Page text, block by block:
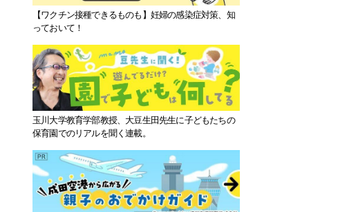
【ワクチン接種できるものも】妊婦の感染症対策、知
っておいて！
玉川大学教育学部教授、大豆生田先生に子どもたちの
保育園でのリアルを聞く連載。